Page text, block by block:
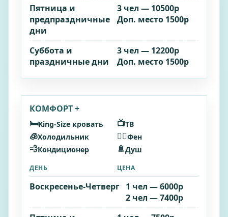
Пятница и
предпраздничные
дни
3 чел — 10500р
Доп. место 1500р
Суббота и
праздничные дни
3 чел — 12200р
Доп. место 1500р
КОМФОРТ +
🛏️King‑Size кровать 📺ТВ
🧊Холодильник 🧖‍♂️Фен
💨Кондиционер 🚿Душ
ДЕНЬ ЦЕНА
Воскресенье‑Четверг 1 чел — 6000р
2 чел — 7400р